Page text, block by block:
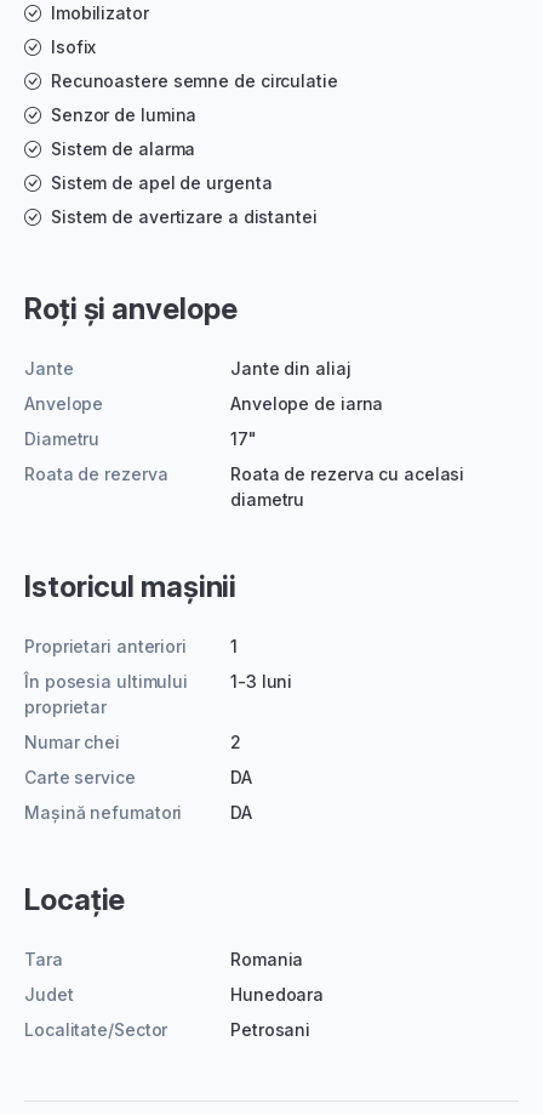
Imobilizator
Isofix
Recunoastere semne de circulatie
Senzor de lumina
Sistem de alarma
Sistem de apel de urgenta
Sistem de avertizare a distantei
Roți și anvelope
Jante
Jante din aliaj
Anvelope
Anvelope de iarna
Diametru
17"
Roata de rezerva
Roata de rezerva cu acelasi
diametru
Istoricul mașinii
Proprietari anteriori
1
În posesia ultimului
proprietar
1-3 luni
Numar chei
2
Carte service
DA
Mașină nefumatori
DA
Locație
Tara
Romania
Judet
Hunedoara
Localitate/Sector
Petrosani